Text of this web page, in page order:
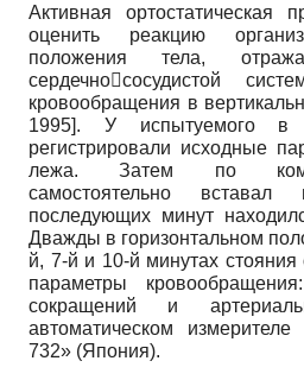
Активная ортостатическая
оценить реакцию
положения тела,
сердечнососудистой
кровообращения в
1995]. У испытуемого в
регистрировали исходные
лежа. Затем по
самостоятельно
последующих минут
Дважды в горизонтальном
й, 7-й и 10-й минутах
параметры
сокращений и
автоматическом
732» (Япония).